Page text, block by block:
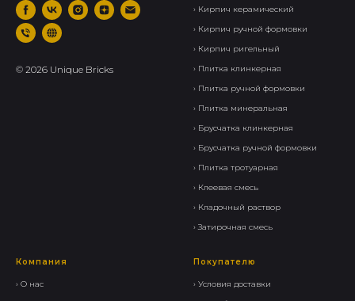
© 2026 Unique Bricks
› Кирпич керамический
› Кирпич ручной формовки
› Кирпич ригельный
› Плитка клинкерная
› Плитка ручной формовки
› Плитка минеральная
› Брусчатка клинкерная
› Брусчатка ручной формовки
› Плитка тротуарная
› Клеевая смесь
› Кладочный раствор
› Затирочная смесь
Компания
› О нас
Покупателю
› Условия доставки